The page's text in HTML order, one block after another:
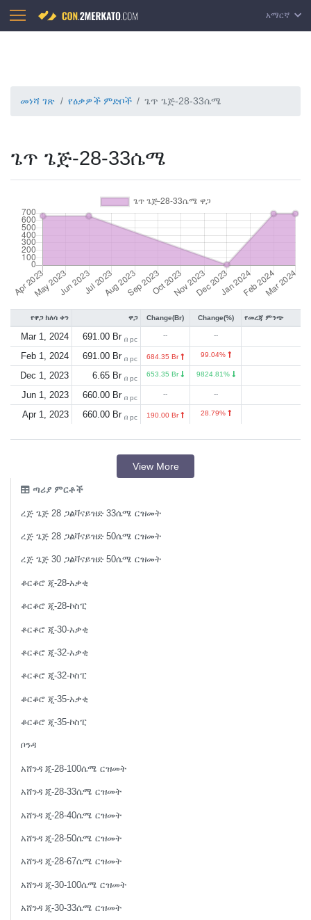
አማርኛ
መነሻ ገጽ የዕቃዎች ምድቦች ጌጥ ጌጅ-28-33ሴሜ
ጌጥ ጌጅ-28-33ሴሜ
የዋጋ ክለሳ ቀን ዋጋ Change(Br) Change(%) የመረጃ ምንጭ
Mar 1, 2024 691.00 Br በ pc -- --
Feb 1, 2024 691.00 Br በ pc 684.35 Br 99.04%
Dec 1, 2023 6.65 Br በ pc 653.35 Br 9824.81%
Jun 1, 2023 660.00 Br በ pc -- --
Apr 1, 2023 660.00 Br በ pc 190.00 Br 28.79%
View More
ጣሪያ ምርቶች
ረጅ ጌጅ 28 ጋልቫናይዝድ 33ሴሜ ርዝመት
ረጅ ጌጅ 28 ጋልቫናይዝድ 50ሴሜ ርዝመት
ረጅ ጌጅ 30 ጋልቫናይዝድ 50ሴሜ ርዝመት
ቆርቆሮ ጂ-28-አቃቂ
ቆርቆሮ ጂ-28-ኮስፒ
ቆርቆሮ ጂ-30-አቃቂ
ቆርቆሮ ጂ-32-አቃቂ
ቆርቆሮ ጂ-32-ኮስፒ
ቆርቆሮ ጂ-35-አቃቂ
ቆርቆሮ ጂ-35-ኮስፒ
ቦንዳ
አሸንዳ ጂ-28-100ሴሜ ርዝመት
አሸንዳ ጂ-28-33ሴሜ ርዝመት
አሸንዳ ጂ-28-40ሴሜ ርዝመት
አሸንዳ ጂ-28-50ሴሜ ርዝመት
አሸንዳ ጂ-28-67ሴሜ ርዝመት
አሸንዳ ጂ-30-100ሴሜ ርዝመት
አሸንዳ ጂ-30-33ሴሜ ርዝመት